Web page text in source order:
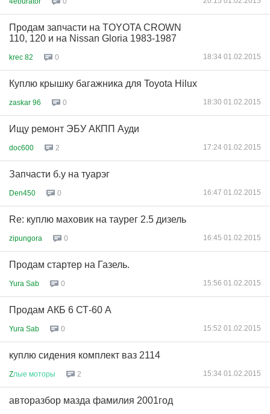
Продам запчасти на TOYOTA CROWN
110, 120 и на Nissan Gloria 1983-1987
krec 82 0 18:34 01.02.2015
Куплю крышку багажника для Toyota Hilux
zaskar 96 0 18:30 01.02.2015
Ищу ремонт ЭБУ АКПП Ауди
doc600 2 17:24 01.02.2015
Запчасти б.у на туарэг
Den450 0 16:47 01.02.2015
Re: куплю маховик на таурег 2.5 дизель
zipungora 0 16:45 01.02.2015
Продам стартер на Газель.
Yura Sab 0 15:56 01.02.2015
Продам АКБ 6 СТ-60 А
Yura Sab 0 15:52 01.02.2015
куплю сидения комплект ваз 2114
Zлые моторы 2 15:34 01.02.2015
авторазбор мазда фамилия 2001год